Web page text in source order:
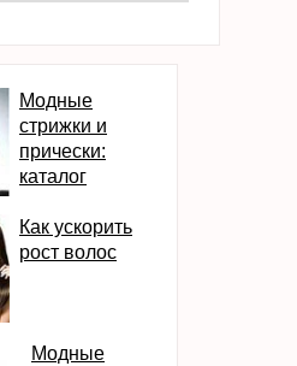
Модные
стрижки и
прически:
каталог
Как ускорить
рост волос
Модные